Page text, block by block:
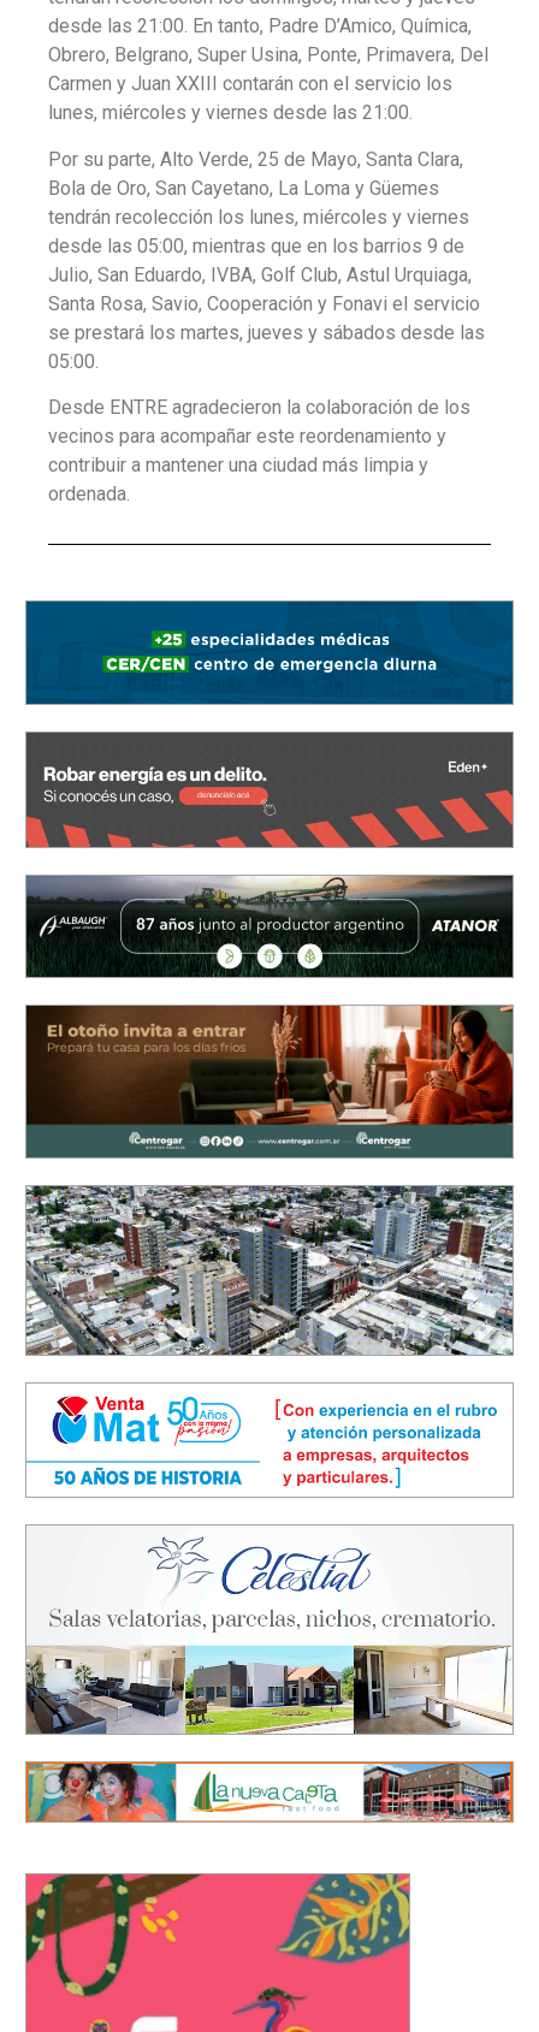
desde las 21:00. En tanto, Padre D’Amico, Química,
Obrero, Belgrano, Super Usina, Ponte, Primavera, Del
Carmen y Juan XXIII contarán con el servicio los
lunes, miércoles y viernes desde las 21:00.
Por su parte, Alto Verde, 25 de Mayo, Santa Clara,
Bola de Oro, San Cayetano, La Loma y Güemes
tendrán recolección los lunes, miércoles y viernes
desde las 05:00, mientras que en los barrios 9 de
Julio, San Eduardo, IVBA, Golf Club, Astul Urquiaga,
Santa Rosa, Savio, Cooperación y Fonavi el servicio
se prestará los martes, jueves y sábados desde las
05:00.
Desde ENTRE agradecieron la colaboración de los
vecinos para acompañar este reordenamiento y
contribuir a mantener una ciudad más limpia y
ordenada.